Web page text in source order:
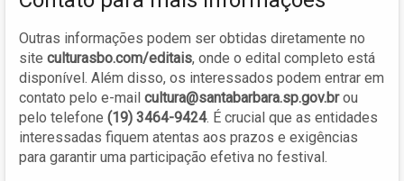
Outras informações podem ser obtidas diretamente no
site culturasbo.com/editais, onde o edital completo está
disponível. Além disso, os interessados podem entrar em
contato pelo e-mail cultura@santabarbara.sp.gov.brou
pelo telefone (19) 3464-9424. É crucial que as entidades
interessadas fiquem atentas aos prazos e exigências
para garantir uma participação efetiva no festival.